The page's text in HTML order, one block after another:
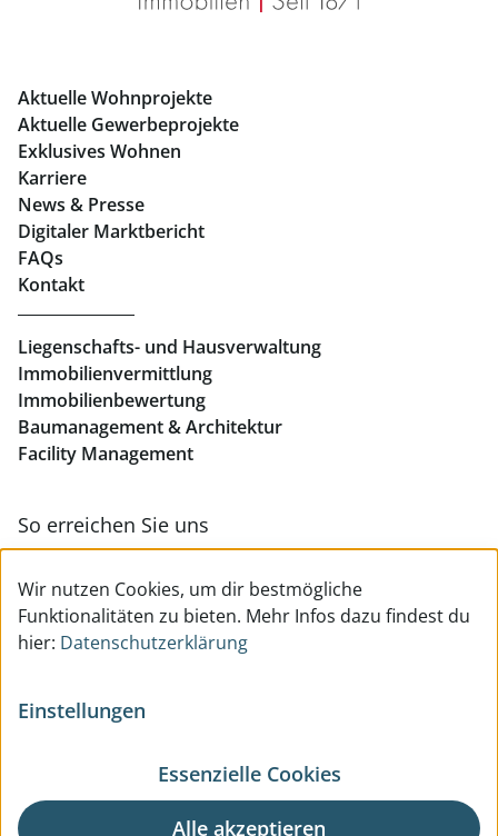
Eigentumswohnungen Graz
Geschäftslokale mieten Graz
Immobilien in Linz
Eigentumswohnungen Linz
Büros mieten Linz
Geschäftslokale mieten Linz
Aktuelle Wohnprojekte
Aktuelle Gewerbeprojekte
Exklusives Wohnen
Karriere
News & Presse
Digitaler Marktbericht
FAQs
Kontakt
Liegenschafts- und Hausverwaltung
Immobilienvermittlung
Immobilienbewertung
Baumanagement & Architektur
Facility Management
So erreichen Sie uns
Datenschutzerklärung
Wir nutzen Cookies, um dir bestmögliche
Funktionalitäten zu bieten. Mehr Infos dazu findest du
hier: Datenschutzerklärung
Einstellungen
Essenzielle Cookies
Alle akzeptieren